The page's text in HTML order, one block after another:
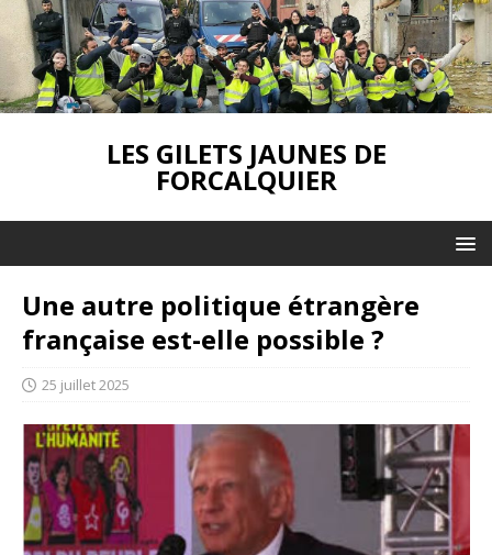
LES GILETS JAUNES DE
FORCALQUIER
Une autre politique étrangère
française est-elle possible ?
25 juillet 2025